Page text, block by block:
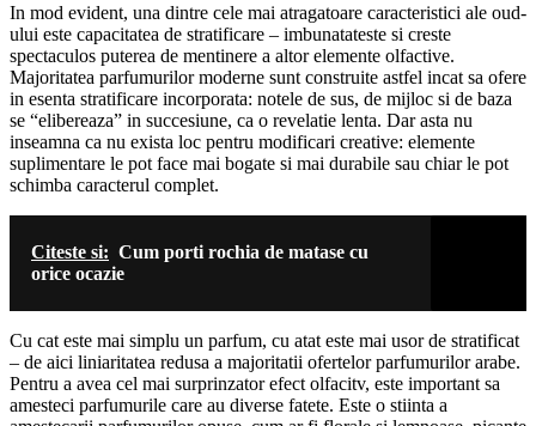
In mod evident, una dintre cele mai atragatoare caracteristici ale oud-
ului este capacitatea de stratificare – imbunatateste si creste
spectaculos puterea de mentinere a altor elemente olfactive.
Majoritatea parfumurilor moderne sunt construite astfel incat sa ofere
in esenta stratificare incorporata: notele de sus, de mijloc si de baza
se “elibereaza” in succesiune, ca o revelatie lenta. Dar asta nu
inseamna ca nu exista loc pentru modificari creative: elemente
suplimentare le pot face mai bogate si mai durabile sau chiar le pot
schimba caracterul complet.
Citeste si: Cum porti rochia de matase cu
orice ocazie
Cu cat este mai simplu un parfum, cu atat este mai usor de stratificat
– de aici liniaritatea redusa a majoritatii ofertelor parfumurilor arabe.
Pentru a avea cel mai surprinzator efect olfacitv, este important sa
amesteci parfumurile care au diverse fatete. Este o stiinta a